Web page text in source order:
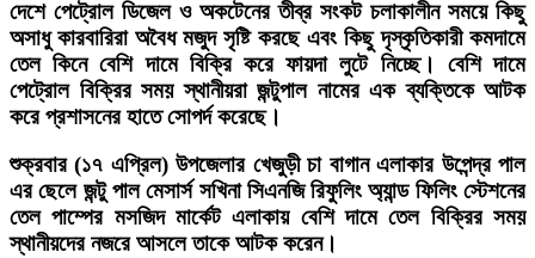
দেশে পেট্রোল ডিজেল ও অকটেনের তীব্র সংকট চলাকালীন সময়ে কিছু
অসাধু কারবারিরা অবৈধ মজুদ সৃষ্টি করছে এবং কিছু দৃস্কৃতিকারী কমদামে
তেল কিনে বেশি দামে বিক্রি করে ফায়দা লুটে নিচ্ছে। বেশি দামে
পেট্রোল বিক্রির সময় স্থানীয়রা জন্টুপাল নামের এক ব্যক্তিকে আটক
করে প্রশাসনের হাতে সোপর্দ করেছে।
শুক্রবার (১৭ এপ্রিল) উপজেলার খেজুড়ী চা বাগান এলাকার উপেন্দ্র পাল
এর ছেলে জন্টু পাল মেসার্স সখিনা সিএনজি রিফুলিং অ্যান্ড ফিলিং স্টেশনের
তেল পাম্পের মসজিদ মার্কেট এলাকায় বেশি দামে তেল বিক্রির সময়
স্থানীয়দের নজরে আসলে তাকে আটক করেন।